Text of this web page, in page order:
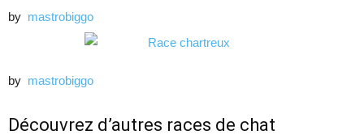
by mastrobiggo
by mastrobiggo
Découvrez d’autres races de chat